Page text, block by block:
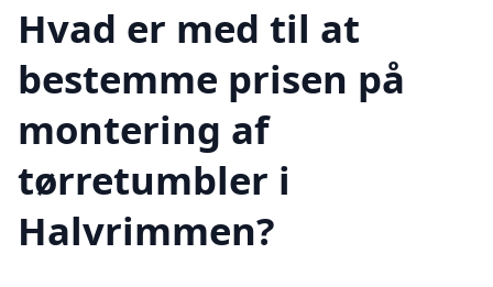
Hvad er med til at
bestemme prisen på
montering af
tørretumbler i
Halvrimmen?